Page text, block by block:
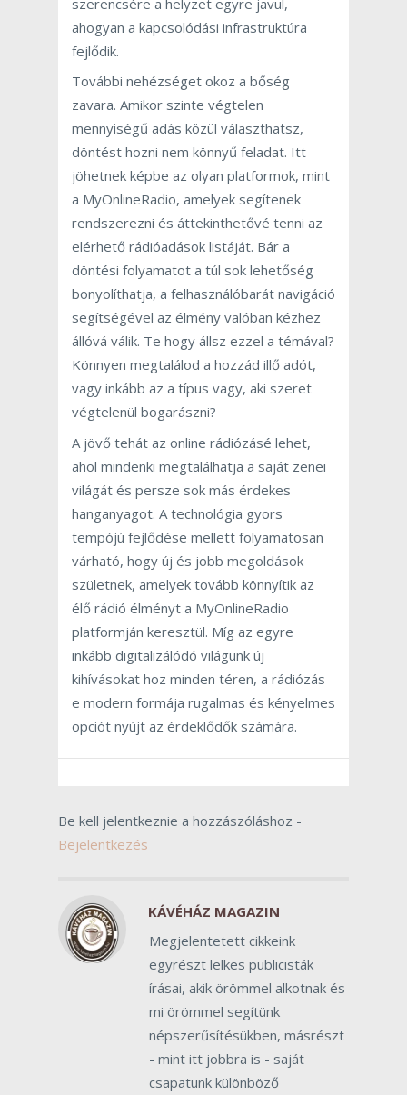
ahogyan a kapcsolódási infrastruktúra
fejlődik.
További nehézséget okoz a bőség
zavara. Amikor szinte végtelen
mennyiségű adás közül választhatsz,
döntést hozni nem könnyű feladat. Itt
jöhetnek képbe az olyan platformok, mint
a MyOnlineRadio, amelyek segítenek
rendszerezni és áttekinthetővé tenni az
elérhető rádióadások listáját. Bár a
döntési folyamatot a túl sok lehetőség
bonyolíthatja, a felhasználóbarát navigáció
segítségével az élmény valóban kézhez
állóvá válik. Te hogy állsz ezzel a témával?
Könnyen megtalálod a hozzád illő adót,
vagy inkább az a típus vagy, aki szeret
végtelenül bogarászni?
A jövő tehát az online rádiózásé lehet,
ahol mindenki megtalálhatja a saját zenei
világát és persze sok más érdekes
hanganyagot. A technológia gyors
tempójú fejlődése mellett folyamatosan
várható, hogy új és jobb megoldások
születnek, amelyek tovább könnyítik az
élő rádió élményt a MyOnlineRadio
platformján keresztül. Míg az egyre
inkább digitalizálódó világunk új
kihívásokat hoz minden téren, a rádiózás
e modern formája rugalmas és kényelmes
opciót nyújt az érdeklődők számára.
Be kell jelentkeznie a hozzászóláshoz -
Bejelentkezés
KÁVÉHÁZ MAGAZIN
Megjelentetett cikkeink
egyrészt lelkes publicisták
írásai, akik örömmel alkotnak és
mi örömmel segítünk
népszerűsítésükben, másrészt
- mint itt jobbra is - saját
csapatunk különböző